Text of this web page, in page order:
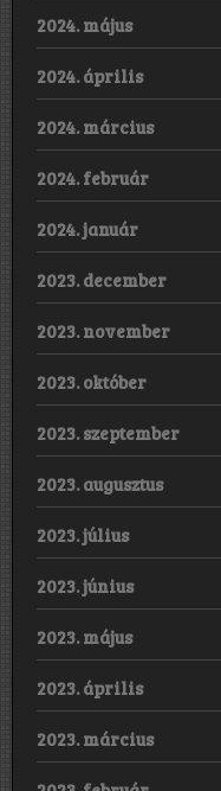
2024. május
2024. április
2024. március
2024. február
2024. január
2023. december
2023. november
2023. október
2023. szeptember
2023. augusztus
2023. július
2023. június
2023. május
2023. április
2023. március